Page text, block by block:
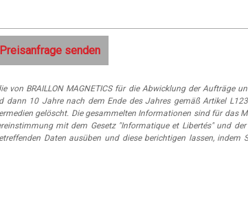
BRAILLON MAGNETICS für die Abwicklung der Aufträge
10 Jahre nach dem Ende des Jahres gemäß Artikel
gelöscht. Die gesammelten Informationen sind für das
mit dem Gesetz "Informatique et Libertés" und
Daten ausüben und diese berichtigen lassen, indem